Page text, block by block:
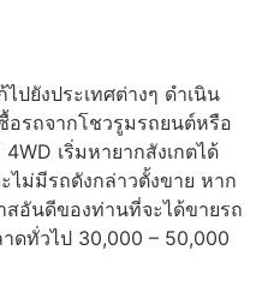
ปยังประเทศต่างๆ ดำเนิน
อรถจากโชวรูมรถยนต์หรือ
เริ่มหายากสังเกตได้
ไม่มีรถดังกล่าวตั้งขาย หาก
สอันดีของท่านที่จะได้ขายรถ
ดทั่วไป 30,000 – 50,000